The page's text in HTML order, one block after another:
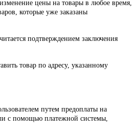
цены на товары в любое время,
которые уже заказаны
подтверждением заключения
товар по адресу, указанному
путем предоплаты на
с помощью платежной системы,